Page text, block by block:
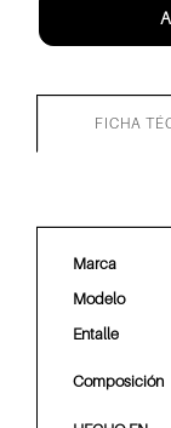
FICHA
Marca
Modelo
Entalle
Composición